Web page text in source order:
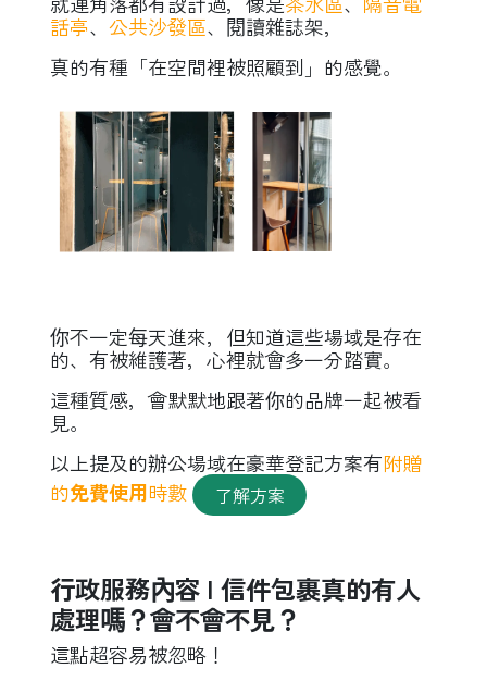
話亭、公共沙發區、閱讀雜誌架，
真的有種「在空間裡被照顧到」的感覺。
你不一定每天進來，但知道這些場域是存在
的、有被維護著，心裡就會多一分踏實。
這種質感，會默默地跟著你的品牌一起被看
見。
以上提及的辦公場域在豪華登記方案有附贈
的免費使用時數 了解方案
行政服務內容 l 信件包裹真的有人
處理嗎？會不會不見？
這點超容易被忽略！